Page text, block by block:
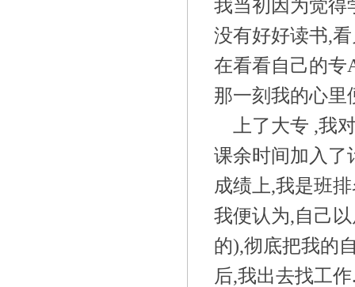
我当初因为觉得
没有好好读书,
在看看自己的专
那一刻我的心里
上了大专 ,我
课余时间加入了
成绩上,我是班
我便认为,自己
的),彻底把我的
后,我出去找工